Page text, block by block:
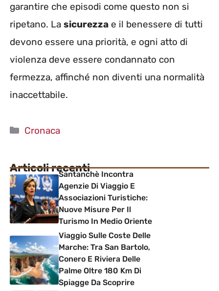
garantire che episodi come questo non si
ripetano. La sicurezza e il benessere di tutti
devono essere una priorità, e ogni atto di
violenza deve essere condannato con
fermezza, affinché non diventi una normalità
inaccettabile.
Categorie
Cronaca
Articoli recentiSantanchè Incontra
Agenzie Di Viaggio E
Associazioni Turistiche:
Nuove Misure Per Il
Turismo In Medio Oriente
Viaggio Sulle Coste Delle
Marche: Tra San Bartolo,
Conero E Riviera Delle
Palme Oltre 180 Km Di
Spiagge Da Scoprire